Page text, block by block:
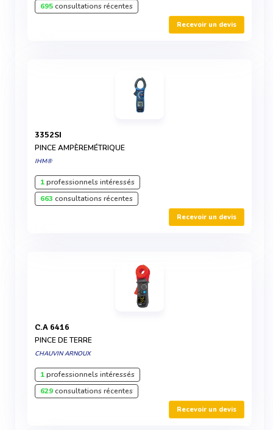
695consultations récentes
Recevoir un devis
3352SI
PINCE AMPÈREMÉTRIQUE
IHM®
1professionnels intéressés
663 consultations récentes
Recevoir un devis
C.A 6416
PINCE DE TERRE
CHAUVIN ARNOUX
1professionnels intéressés
629consultations récentes
Recevoir un devis